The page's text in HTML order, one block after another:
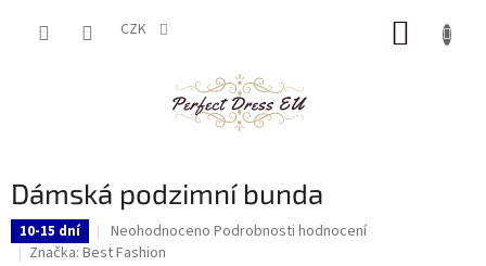
CZK
Dámská podzimní bunda
10-15 dní
Průměrné
hodnocení
Neohodnoceno Podrobnosti hodnocení
Značka: Best Fashion